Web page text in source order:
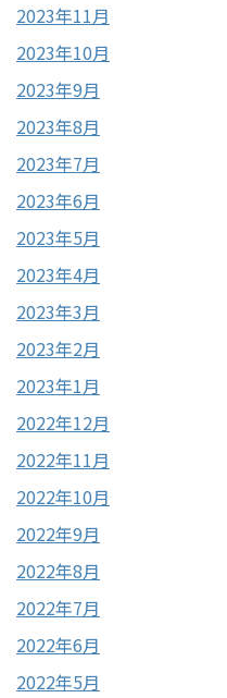
2023年11月
2023年10月
2023年9月
2023年8月
2023年7月
2023年6月
2023年5月
2023年4月
2023年3月
2023年2月
2023年1月
2022年12月
2022年11月
2022年10月
2022年9月
2022年8月
2022年7月
2022年6月
2022年5月